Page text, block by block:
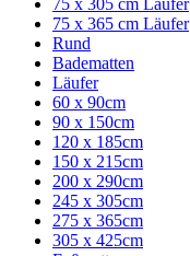
75 x 305 cm Läufer
75 x 365 cm Läufer
Rund
Badematten
Läufer
60 x 90cm
90 x 150cm
120 x 185cm
150 x 215cm
200 x 290cm
245 x 305cm
275 x 365cm
305 x 425cm